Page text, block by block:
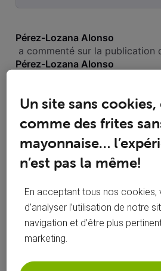
Toutesles
activités
Pérez-Lozana Alonso
a commenté sur la publication
Pérez-Lozana Alonso
PR
Bonjour, J'ai reçu ma facture et j'ai
et le code Voo sur Doccle. Le
Pouvez-vous vérifier ? Merci.
PR
toujours pas OK. Super
retenté les codes,
https://
ment-et-facture/facture/
reception-de-factures-
Un site sans cookies,
comme des frites
mayonnaise…
n’est pas la même!
En acceptant tous nos cookies,
d’analyser l’utilisation de notre
navigation et d’être plus
marketing.